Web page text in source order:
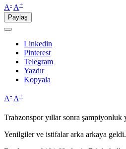
A- A+
Paylaş
Linkedin
Pinterest
Telegram
Yazdır
Kopyala
A- A+
Trabzonspor yıllar sonra şampiyonluk
Yenilgiler ve istifalar arka arkaya geldi.